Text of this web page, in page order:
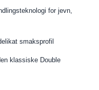
for jevn,
smaksprofil
klassiske Double